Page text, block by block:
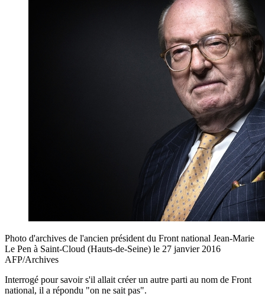
Photo d'archives de l'ancien président du Front national Jean-Marie
Le Pen à Saint-Cloud (Hauts-de-Seine) le 27 janvier 2016
AFP/Archives
Interrogé pour savoir s'il allait créer un autre parti au nom de Front
national, il a répondu "on ne sait pas".